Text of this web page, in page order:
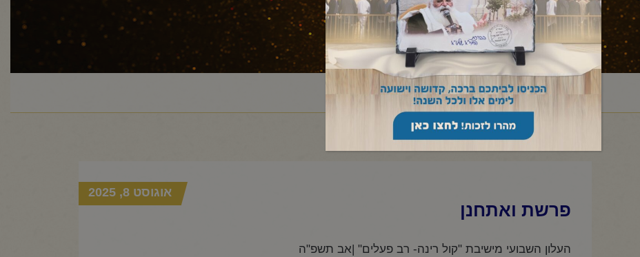
ראשי/ עלון לשבת/דברים/ואתחנן/ פרשת ואתחנן
פרשת ואתחנן
אוגוסט 8, 2025
העלון השבועי מישיבת "קול רינה- רב פעלים" |אב תשפ"ה